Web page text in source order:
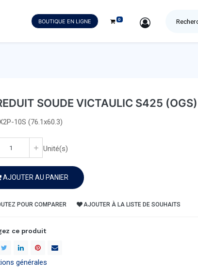
BOUTIQUE EN LIGNE 0 SIGN IN
SOUDE VICTAULIC S425 (OGS)
10S (76.1x60.3)
Unité(s)
AJOUTER AU PANIER
POUR COMPARER AJOUTER À LA LISTE DE SOUHAITS
ce produit
générales